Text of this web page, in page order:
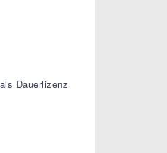
Dauerlizenz